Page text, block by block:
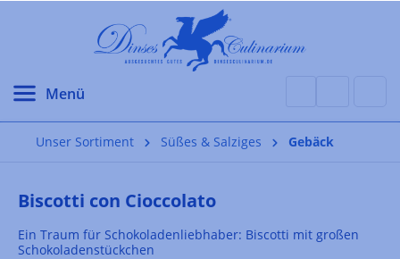
Unser Sortiment Süßes & Salziges Gebäck
Biscotti con Cioccolato
Ein Traum für Schokoladenliebhaber: Biscotti mit großen
Schokoladenstückchen